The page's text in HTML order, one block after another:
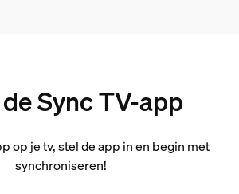
Sync TV-app
op je tv, stel de app in en begin met
synchroniseren!